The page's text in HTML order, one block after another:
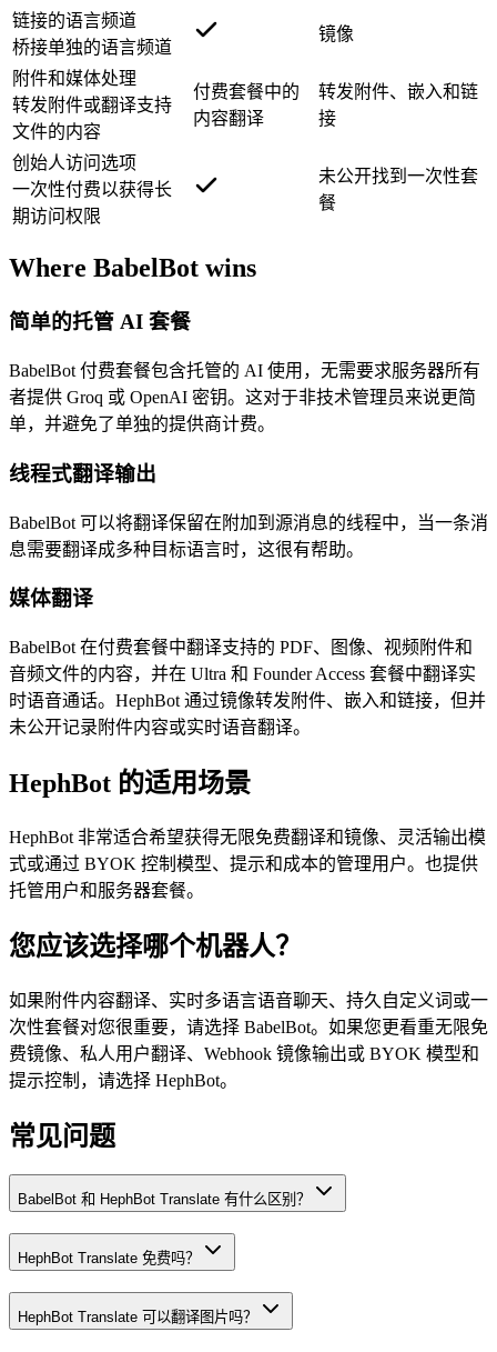
链接的语言频道
桥接单独的语言频道
镜像
附件和媒体处理
转发附件或翻译支持
文件的内容
付费套餐中的
内容翻译
转发附件、嵌入和链
接
创始人访问选项
一次性付费以获得长
期访问权限
未公开找到一次性套
餐
Where BabelBot wins
简单的托管 AI 套餐
BabelBot 付费套餐包含托管的 AI 使用，无需要求服务器所有
者提供 Groq 或 OpenAI 密钥。这对于非技术管理员来说更简
单，并避免了单独的提供商计费。
线程式翻译输出
BabelBot 可以将翻译保留在附加到源消息的线程中，当一条消
息需要翻译成多种目标语言时，这很有帮助。
媒体翻译
BabelBot 在付费套餐中翻译支持的 PDF、图像、视频附件和
音频文件的内容，并在 Ultra 和 Founder Access 套餐中翻译实
时语音通话。HephBot 通过镜像转发附件、嵌入和链接，但并
未公开记录附件内容或实时语音翻译。
HephBot 的适用场景
HephBot 非常适合希望获得无限免费翻译和镜像、灵活输出模
式或通过 BYOK 控制模型、提示和成本的管理用户。也提供
托管用户和服务器套餐。
您应该选择哪个机器人？
如果附件内容翻译、实时多语言语音聊天、持久自定义词或一
次性套餐对您很重要，请选择 BabelBot。如果您更看重无限免
费镜像、私人用户翻译、Webhook 镜像输出或 BYOK 模型和
提示控制，请选择 HephBot。
常见问题
BabelBot 和 HephBot Translate 有什么区别？
HephBot Translate 免费吗？
HephBot Translate 可以翻译图片吗？